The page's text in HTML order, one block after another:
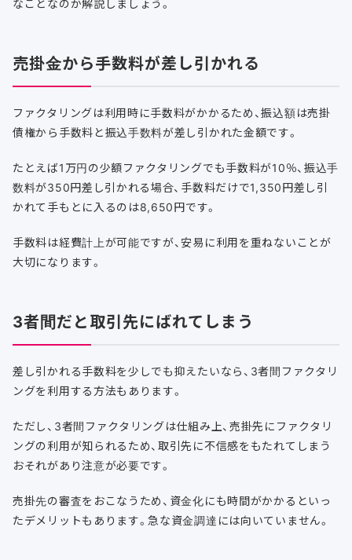
なことなのか解説しましょう。
売掛金から手数料が差し引かれる
ファクタリングは利用時に手数料がかかるため、振込額は売掛
債権から手数料と振込手数料が差し引かれた金額です。
たとえば1万円の少額ファクタリングでも手数料が10％、振込手
数料が350円差し引かれる場合、手数料だけで1,350円差し引
かれて手もとに入るのは8,650円です。
手数料は経費計上が可能ですが、安易に利用を重ねないことが
大切になります。
3者間だと取引先にばれてしまう
差し引かれる手数料を少しでも抑えたいなら、3者間ファクタリ
ングを利用する方法もあります。
ただし、3者間ファクタリングは仕組み上、売掛先にファクタリ
ングの利用が知られるため、取引先に不信感をもたれてしまう
おそれがあり注意が必要です。
売掛先の審査をおこなうため、資金化にも時間がかかるといっ
たデメリットもあります。急な資金調達には向いていません。